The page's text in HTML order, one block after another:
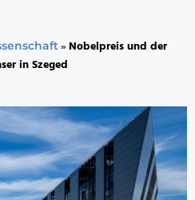
»Nobelpreis und der
in Szeged